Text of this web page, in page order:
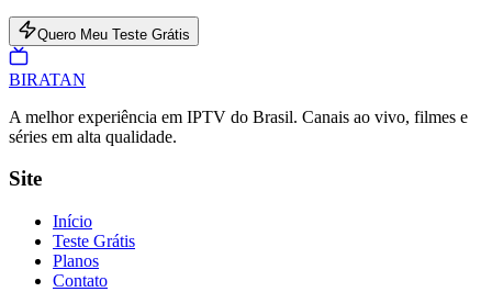
Quero Meu Teste Grátis
BIRATAN
A melhor experiência em IPTV do Brasil. Canais ao vivo, filmes e
séries em alta qualidade.
Site
Início
Teste Grátis
Planos
Contato